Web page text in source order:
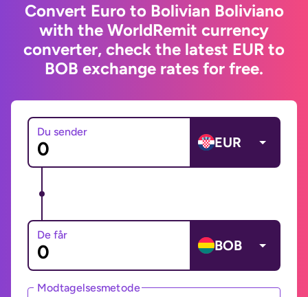
Convert Euro to Bolivian Boliviano
with the WorldRemit currency
converter, check the latest EUR to
BOB exchange rates for free.
Du sender
EUR
De får
BOB
Modtagelsesmetode